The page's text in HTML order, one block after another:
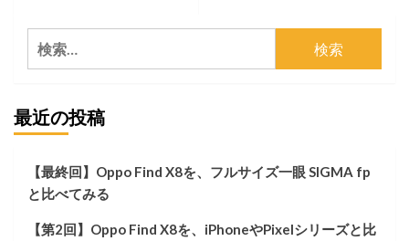
Davidson
XL883N
と
暮
ら
話
検
索:
最近の投稿
【最終回】Oppo Find X8を、フルサイズ一眼 SIGMA fp
と比べてみる
【第2回】Oppo Find X8を、iPhoneやPixelシリーズと比